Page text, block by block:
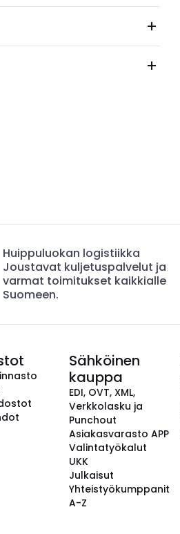
Huippuluokan logistiikka
Joustavat kuljetuspalvelut ja
varmat toimitukset kaikkialle
Suomeen.
Sähköinen
kauppa
EDI, OVT, XML,
Verkkolasku ja
Punchout
Asiakasvarasto APP
Valintatyökalut
UKK
Julkaisut
Yhteistyökumppanit
A-Z